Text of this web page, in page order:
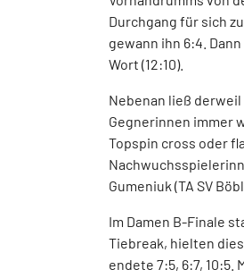
Durchgang für sich
gewann ihn 6:4.
Wort (12:10).
Nebenan ließ
Gegnerinnen immer
Topspin cross oder
Gumeniuk (TA SV
Im Damen B-Finale
Tiebreak, hielten
endete 7:5, 6:7,